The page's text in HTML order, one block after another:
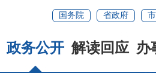
国务院 省政府
政务公开 解读回应 办